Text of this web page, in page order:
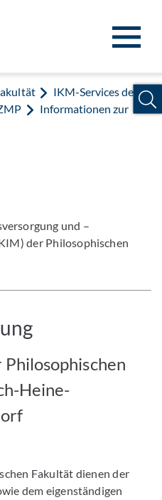
IKM-Services der
Informationen zur
und –
der Philosophischen
Heine-
Fakultät dienen der
dem eigenständigen